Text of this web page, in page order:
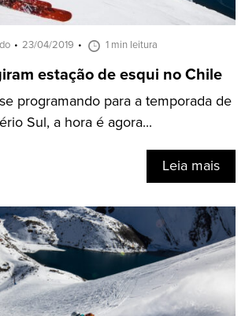
23/04/2019 1 min leitura
estação de esqui no Chile
programando para a temporada de
Sul, a hora é agora...
Leia mais